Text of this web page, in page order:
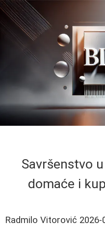
Savršenstvo
domaće i
Radmilo Vitorović 2026-